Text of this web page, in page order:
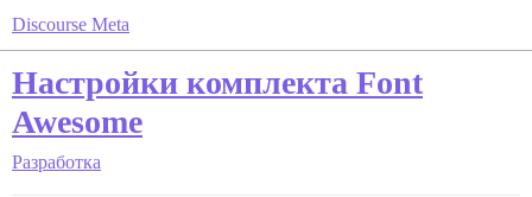
Discourse Meta
Настройки комплекта Font
Awesome
Разработка